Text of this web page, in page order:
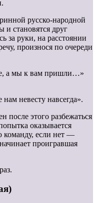
русско-народной
и становятся друг
за руки, на расстоянии
произнося по очереди
а мы к вам пришли…»
нам невесту навсегда».
после этого разбежаться
оказывается
команду, если нет —
проигравшая